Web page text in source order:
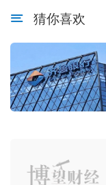
猜你喜欢